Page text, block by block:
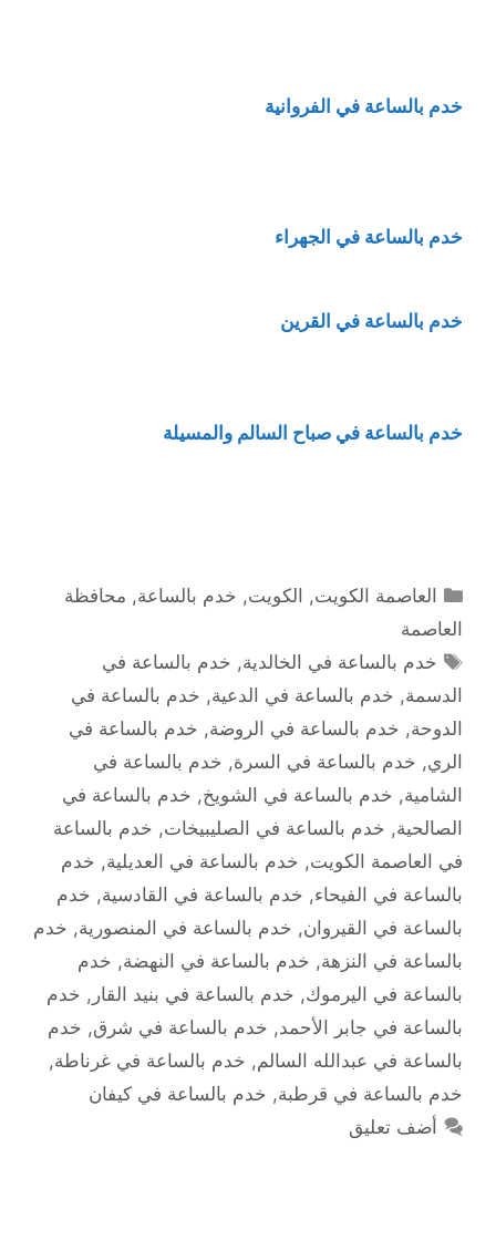
خدم بالساعة في الفروانية
خدم بالساعة في الجهراء
خدم بالساعة في القرين
خدم بالساعة في صباح السالم والمسيلة
التصنيفات
العاصمة الكويت, الكويت, خدم بالساعة, محافظة
العاصمة
الوسوم
خدم بالساعة في الخالدية, خدم بالساعة في
الدسمة, خدم بالساعة في الدعية, خدم بالساعة في
الدوحة, خدم بالساعة في الروضة, خدم بالساعة في
الري, خدم بالساعة في السرة, خدم بالساعة في
الشامية, خدم بالساعة في الشويخ, خدم بالساعة في
الصالحية, خدم بالساعة في الصليبيخات, خدم بالساعة
في العاصمة الكويت, خدم بالساعة في العديلية, خدم
بالساعة في الفيحاء, خدم بالساعة في القادسية, خدم
بالساعة في القيروان, خدم بالساعة في المنصورية, خدم
بالساعة في النزهة, خدم بالساعة في النهضة, خدم
بالساعة في اليرموك, خدم بالساعة في بنيد القار , خدم
بالساعة في جابر الأحمد, خدم بالساعة في شرق, خدم
بالساعة في عبدالله السالم, خدم بالساعة في غرناطة,
خدم بالساعة في قرطبة, خدم بالساعة في كيفان
أضف تعليق